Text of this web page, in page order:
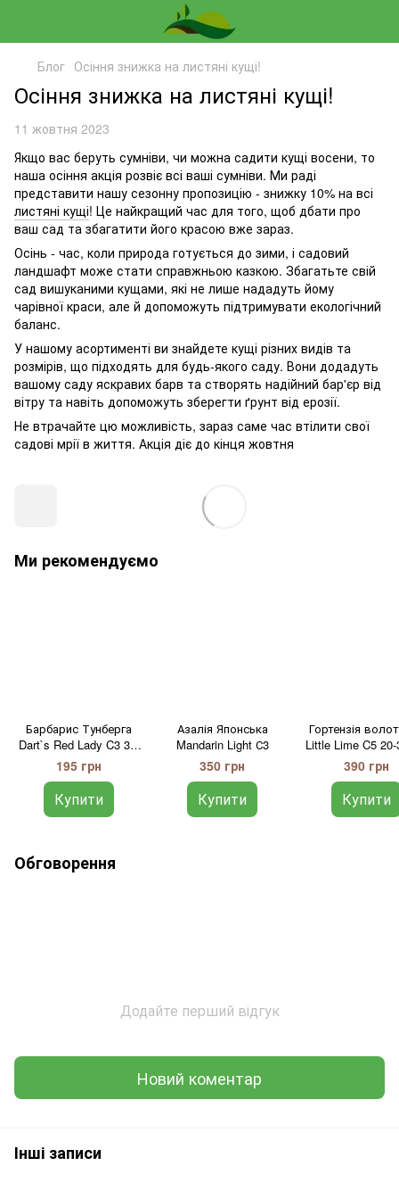
Блог Осіння знижка на листяні кущі!
Осіння знижка на листяні кущі!
11 жовтня 2023
Якщо вас беруть сумніви, чи можна садити кущі восени, то
наша осіння акція розвіє всі ваші сумніви. Ми раді
представити нашу сезонну пропозицію - знижку 10% на всі
листяні кущі! Це найкращий час для того, щоб дбати про
ваш сад та збагатити його красою вже зараз.
Осінь - час, коли природа готується до зими, і садовий
ландшафт може стати справжньою казкою. Збагатьте свій
сад вишуканими кущами, які не лише нададуть йому
чарівної краси, але й допоможуть підтримувати екологічний
баланс.
У нашому асортименті ви знайдете кущі різних видів та
розмірів, що підходять для будь-якого саду. Вони додадуть
вашому саду яскравих барв та створять надійний бар'єр від
вітру та навіть допоможуть зберегти ґрунт від ерозії.
Не втрачайте цю можливість, зараз саме час втілити свої
садові мрії в життя. Акція діє до кінця жовтня
Ми рекомендуємо
Барбарис Тунберга
Dart`s Red Lady C3 30-
40 см
195 грн
Купити
Азалія Японська
Mandarin Light С3
350 грн
Купити
Гортензія
Little Lime C5
390 грн
Купити
Обговорення
Додайте перший відгук
Новий коментар
Інші записи